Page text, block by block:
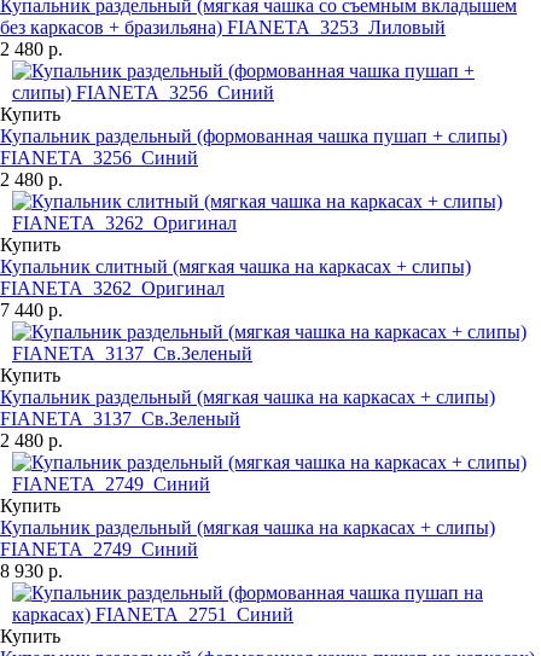
Купальник раздельный (мягкая чашка со съемным вкладышем
без каркасов + бразильяна) FIANETA_3253_Лиловый
2 480 р.
Купить
Купальник раздельный (формованная чашка пушап + слипы)
FIANETA_3256_Синий
2 480 р.
Купить
Купальник слитный (мягкая чашка на каркасах + слипы)
FIANETA_3262_Оригинал
7 440 р.
Купить
Купальник раздельный (мягкая чашка на каркасах + слипы)
FIANETA_3137_Св.Зеленый
2 480 р.
Купить
Купальник раздельный (мягкая чашка на каркасах + слипы)
FIANETA_2749_Синий
8 930 р.
Купить